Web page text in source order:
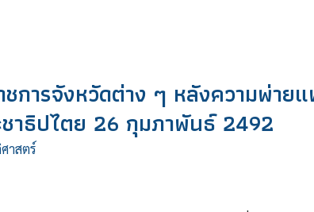
ชการจังหวัดต่าง ๆ หลังความพ่าย
าธิปไตย 26 กุมภาพันธ์ 2492
าสตร์